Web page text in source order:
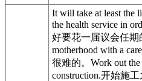
It will take at least the
the health service in
好要花一届议会任期
motherhood with a
很难的。 Work out the
construction.开始施工